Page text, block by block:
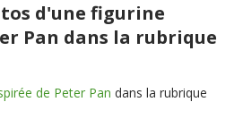
d'une figurine
Pan dans la rubrique
de Peter Pan dans la rubrique